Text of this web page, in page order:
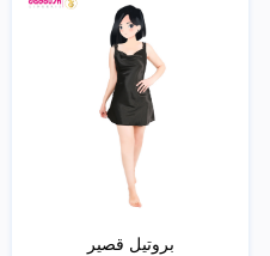
بروتيل قصير